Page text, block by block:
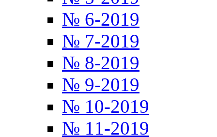
№ 6-2019
№ 7-2019
№ 8-2019
№ 9-2019
№ 10-2019
№ 11-2019